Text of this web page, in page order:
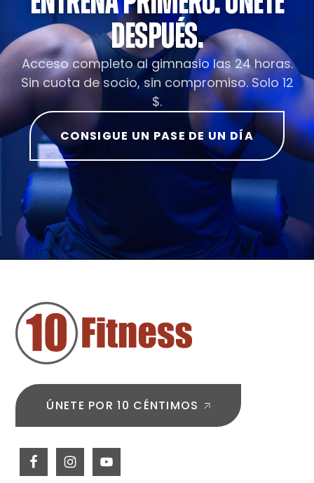
DESPUÉS.
Acceso completo al gimnasio las 24 horas.
Sin cuota de socio, sin compromiso. Solo 12
$.
CONSIGUE UN PASE DE UN DÍA
DE
PÁGINA
ÚNETE POR 10 CÉNTIMOS